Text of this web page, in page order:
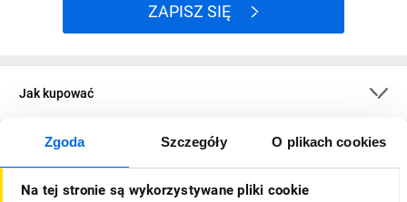
Zgoda Szczegóły O plikach cookies
Na tej stronie są wykorzystywane pliki cookie
ZAPISZ SIĘ
Jak kupować
O firmie